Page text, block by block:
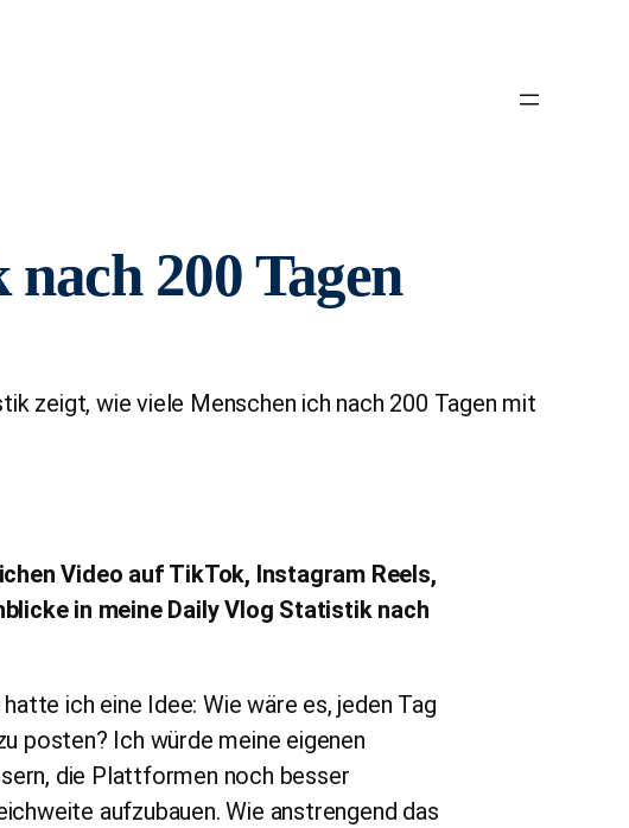
200 Tagen
Video auf TikTok, Instagram Reels,
in meine Daily Vlog Statistik nach
ich eine Idee: Wie wäre es, jeden Tag
posten? Ich würde meine eigenen
die Plattformen noch besser
aufzubauen. Wie anstrengend das